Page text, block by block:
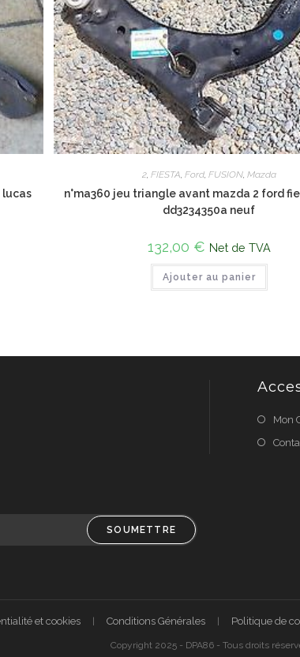
lucas
2, FIESTA, Ford, FUSION, Mazda
n°ma360 jeu triangle avant mazda 2 ford
dd3234350a neuf
132,00 € Net de TVA
Ajouter au panier
SOUMETTRE
Mon
et cookies Conditions Générales Politique de
Copyright 2025 - DPA86 - Tous droits